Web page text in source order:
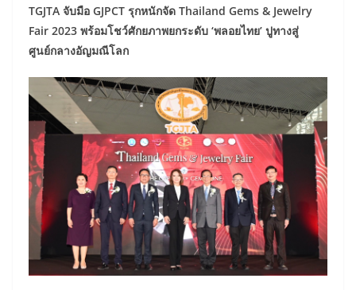
TGJTA จับมือ GJPCT รุกหนักจัด Thailand Gems & Jewelry
Fair 2023 พร้อมโชว์ศักยภาพยกระดับ ‘พลอยไทย’ ปูทางสู่
ศูนย์กลางอัญมณีโลก